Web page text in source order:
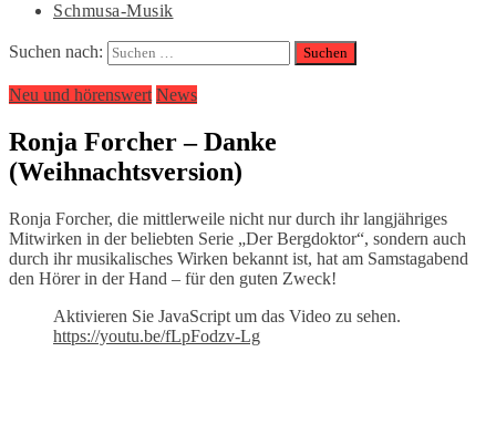
Schmusa-Musik
Suchen nach:
Neu und hörenswert News
Ronja Forcher – Danke
(Weihnachtsversion)
Ronja Forcher, die mittlerweile nicht nur durch ihr langjähriges
Mitwirken in der beliebten Serie „Der Bergdoktor“, sondern auch
durch ihr musikalisches Wirken bekannt ist, hat am Samstagabend
den Hörer in der Hand – für den guten Zweck!
Aktivieren Sie JavaScript um das Video zu sehen.
https://youtu.be/fLpFodzv-Lg